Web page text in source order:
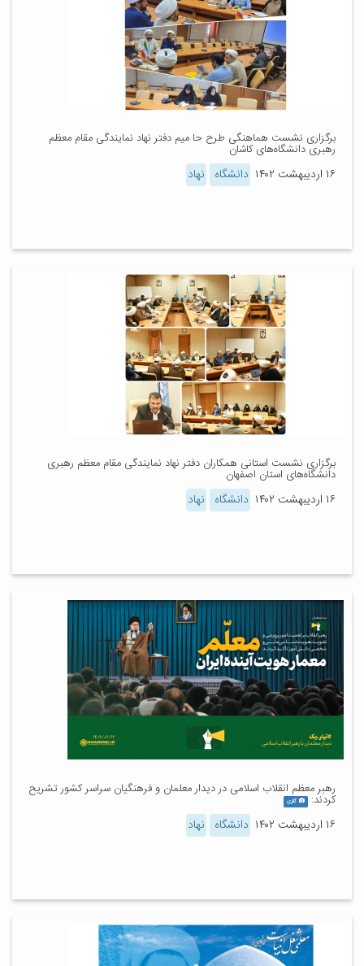
برگزاری نشست هماهنگی طرح حا میم دفتر نهاد نمایندگی مقام معظم
رهبری دانشگاه‌های کاشان
۱۶ اردیبهشت ۱۴۰۲ دانشگاه نهاد
برگزاری نشست استانی همکاران دفتر نهاد نمایندگی مقام معظم رهبری
دانشگاه‌های استان اصفهان
۱۶ اردیبهشت ۱۴۰۲ دانشگاه نهاد
رهبر معظم انقلاب اسلامی در دیدار معلمان و فرهنگیان سراسر کشور تشریح
کردند: گالری
۱۶ اردیبهشت ۱۴۰۲ دانشگاه نهاد